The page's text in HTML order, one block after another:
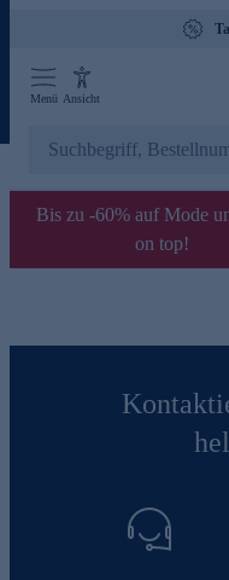
Menü Ansicht
Bis zu -60% auf Mode
on top!